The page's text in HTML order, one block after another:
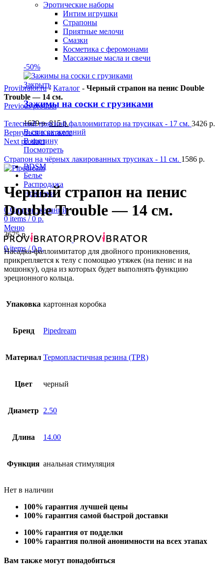
Эротические наборы
Интим игрушки
Страпоны
Приятные мелочи
Смазки
Косметика с феромонами
Массажные масла и свечи
-50%
Закрыть
Зажимы на соски с грузиками
1629р. 815р.
В список желаний
В корзину
Посмотреть
BDSM
Белье
Распродажа
Новинки
0 Список желаний
0 items / 0 р.
Меню
0items / 0р.
Provibrator.ru- Каталог - Черный страпон на пенис Double
Trouble — 14 см.
Previous product
Телесный поясной фаллоимитатор на трусиках - 17 см. 3426 р.
Вернуться в каталог
Next product
Страпон на чёрных лакированных трусиках - 11 см. 1586 р.
Черный страпон на пенис
Double Trouble — 14 см.
3675р.
Насадка-фаллоимитатор для двойного проникновения,
прикрепляется к телу с помощью утяжек (на пенис и на
мошонку), одна из которых будет выполнять функцию
эреционного кольца.
Упаковка картонная коробка
Бренд Pipedream
Материал Термопластичная резина (TPR)
Цвет черный
Диаметр 2.50
Длина 14.00
Функция анальная стимуляция
Нет в наличии
100% гарантия лучшей цены
100% гарантия самой быстрой доставки
100% гарантия от подделки
100% гарантия полной анонимности на всех этапах
Вам также могут понадобиться